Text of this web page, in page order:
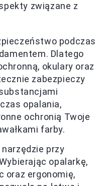
związane z
podczas
Dlatego
okulary oraz
zabezpieczy
opalania,
ochronią Twoje
farby.
przy
opalarkę,
oraz ergonomię,